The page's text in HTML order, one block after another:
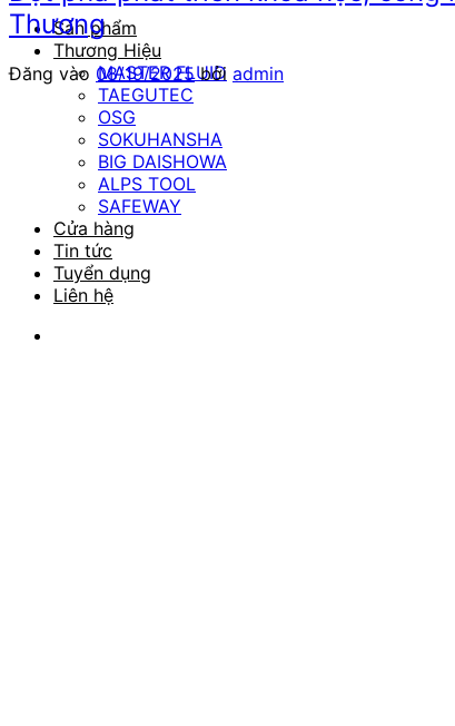
Sản phẩm
Thương Hiệu
MASTER FLUID
TAEGUTEC
OSG
SOKUHANSHA
BIG DAISHOWA
ALPS TOOL
SAFEWAY
Cửa hàng
Tin tức
Tuyển dụng
Liên hệ
Thương
Đăng vào 08/19/2025 bởi admin